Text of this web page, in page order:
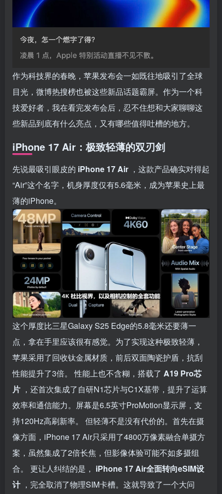
作为科技界的春晚，苹果发布会一如既往地吸引了全球
目光，微博热搜榜也被这些新品话题霸屏。作为一个科
技爱好者，我在看完发布会后，忍不住想和大家聊聊这
些新品到底有什么亮点，又有哪些值得吐槽的地方。
iPhone 17 Air：极致轻薄的双刃剑
先说最吸引眼皮的 iPhone 17 Air ，这款产品确实对得起
“Air”这个名字，机身厚度仅有5.6毫米，成为苹果史上最
薄的iPhone。
这个厚度比三星Galaxy S25 Edge的5.8毫米还要薄一
点，拿在手里应该很有感觉。为了实现这种极致轻薄，
苹果采用了回收钛金属材质，前后双面陶瓷护盾，抗刮
性能提升了3倍。 性能上也不含糊，搭载了 A19 Pro芯
片 ，还首次集成了自研N1芯片与C1X基带，提升了运算
效率和通信能力。屏幕是6.5英寸ProMotion显示屏，支
持120Hz高刷新率。 但轻薄不是没有代价的。首先在摄
像方面，iPhone 17 Air只采用了4800万像素融合单摄方
案，虽然集成了2倍长焦，但影像体验可能不如多摄组
合。 更让人纠结的是， iPhone 17 Air全面转向eSIM设
计 ，完全取消了物理SIM卡槽。这就导致了一个大问